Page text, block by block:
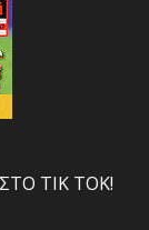
ΣΤΟ ΤΙΚ ΤΟΚ!